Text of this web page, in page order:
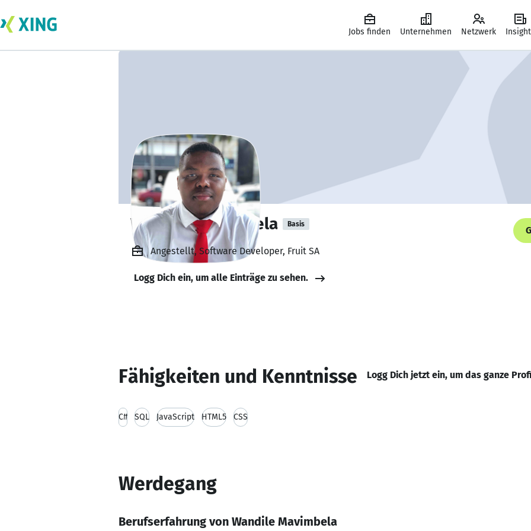
Jobs finden Unternehmen Netzwerk
Wandile Mavimbela Basis
Angestellt, Software Developer, Fruit SA
Logg Dich ein, um alle Einträge zu sehen.
Fähigkeiten und Kenntnisse Logg Dich jetzt ein, um das ganze
C# SQL JavaScript HTML5 CSS
Werdegang
Berufserfahrung von Wandile Mavimbela